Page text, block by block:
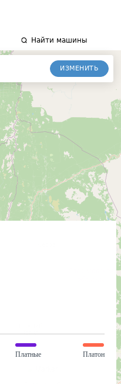
Найти машины
ИЗМЕНИТЬ
Платные Платон